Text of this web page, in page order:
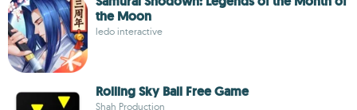
the Moon
ledo interactive
Rolling Sky Ball Free Game
Shah Production